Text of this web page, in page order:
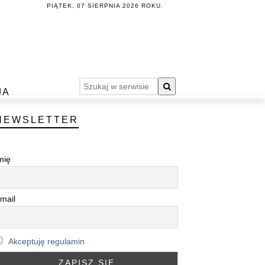
PIĄTEK, 07 SIERPNIA 2026 ROKU.
Akceptuję regulamin